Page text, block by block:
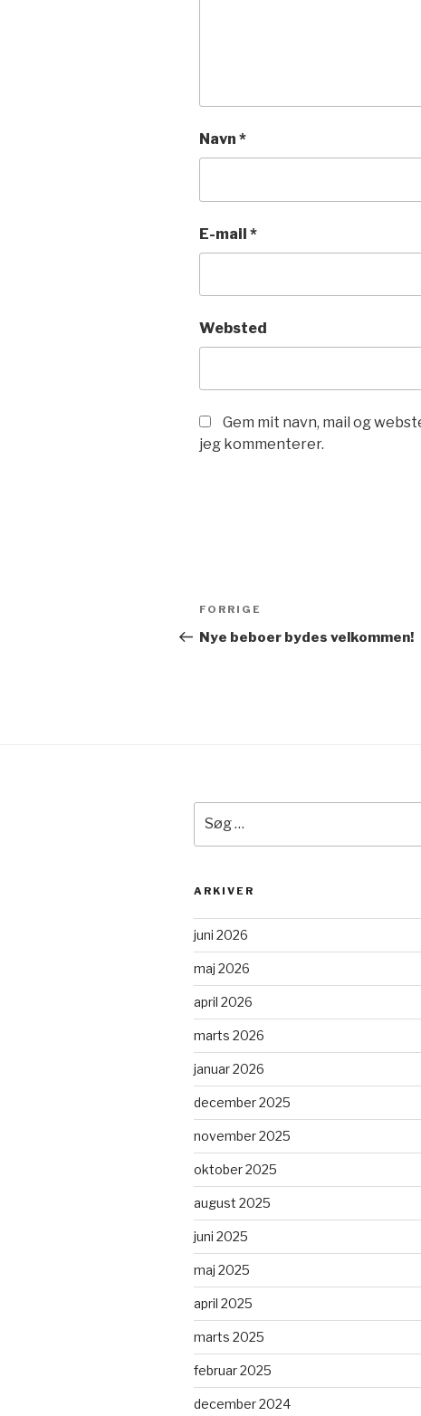
Navn *
E-mail *
Websted
Gem mit navn, mail og
jeg kommenterer.
Indlægsnavigation
Forrige
indlæg
FORRIGE
Nye beboer bydes velkommen!
efter:
ARKIVER
juni 2026
maj 2026
april 2026
marts 2026
januar 2026
december 2025
november 2025
oktober 2025
august 2025
juni 2025
maj 2025
april 2025
marts 2025
februar 2025
december 2024